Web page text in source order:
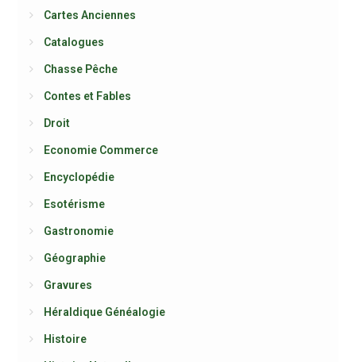
Cartes Anciennes
Catalogues
Chasse Pêche
Contes et Fables
Droit
Economie Commerce
Encyclopédie
Esotérisme
Gastronomie
Géographie
Gravures
Héraldique Généalogie
Histoire